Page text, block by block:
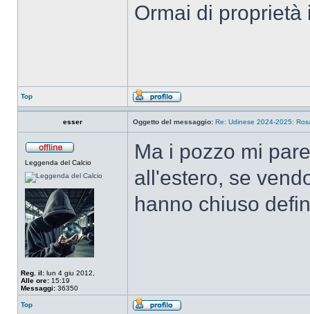
Ormai di proprietà
Top
esser Oggetto del messaggio: Re: Udinese 2024-2025:
Leggenda del Calcio
Reg. il: lun 4 giu 2012,
Alle ore: 15:19
Messaggi: 36350
Ma i pozzo mi
all'estero, se
hanno chiuso
Top